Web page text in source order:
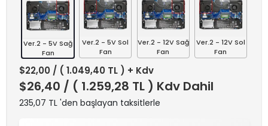
Ver.2 - 5V Sağ
Fan
Ver.2 - 5V Sol
Fan
Ver.2 - 12V Sağ
Fan
Ver.2 - 12V Sol
Fan
$22,00 / ( 1.049,40 TL ) + Kdv
$26,40 / ( 1.259,28 TL ) Kdv Dahil
235,07 TL 'den başlayan taksitlerle